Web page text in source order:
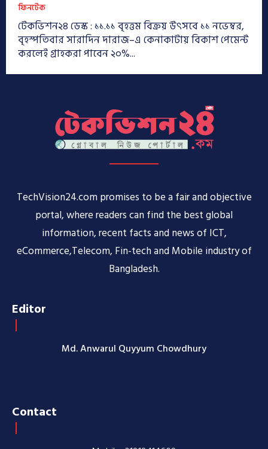
ফিনটেক
টেকভিশন২৪ ডেস্ক : ১১.১১ বৃহত্তম বিক্রয় উৎসবে ১১ নভেম্বর,
বৃহস্পতিবার সারাদিন দারাজ–এ কেনাকাটায় বিকাশ পেমেন্ট
করলেই গ্রাহকরা পাবেন ২০%...
TechVision24.com promises to be a fair and objective
portal, where readers can find the best global
information, recent facts and news of ICT,
eCommerce,Telecom, Fin-tech and Mobile industry of
Bangladesh.
Editor
Md. Anwarul Quyyum Chowdhury
Contact